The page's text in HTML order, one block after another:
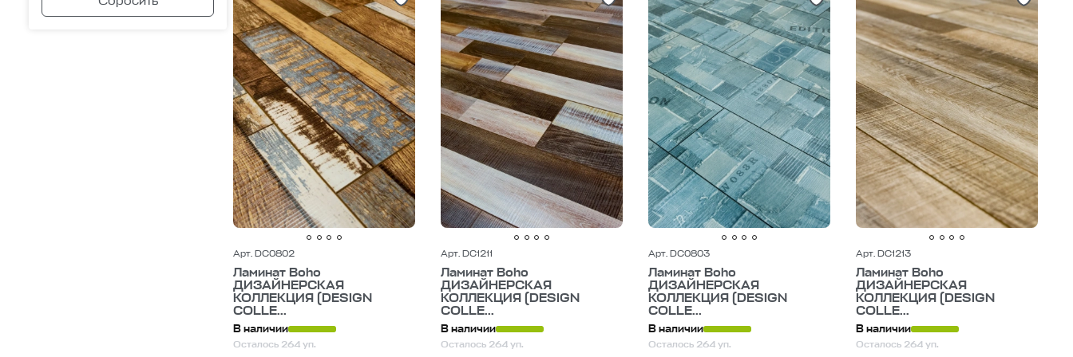
Арт. DC0802
Ламинат Boho
ДИЗАЙНЕРСКАЯ
КОЛЛЕКЦИЯ (DESIGN
COLLE...
В наличии
Осталось 264 уп.
Арт. DC1211
Ламинат Boho
ДИЗАЙНЕРСКАЯ
КОЛЛЕКЦИЯ (DESIGN
COLLE...
В наличии
Осталось 264 уп.
Арт. DC0803
Ламинат Boho
ДИЗАЙНЕРСКАЯ
КОЛЛЕКЦИЯ (DESIGN
COLLE...
В наличии
Осталось 264 уп.
Арт. DC1213
Ламинат Boho
ДИЗАЙНЕРСКАЯ
КОЛЛЕКЦИЯ (DESIGN
COLLE...
В наличии
Осталось 264 уп.